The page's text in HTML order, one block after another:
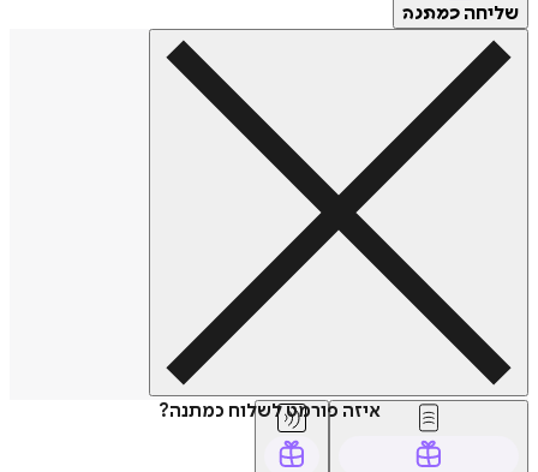
שליחה כמתנה
איזה פורמט לשלוח כמתנה?